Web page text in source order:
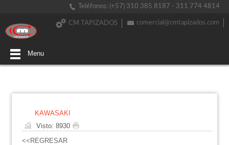
Teléfonos: (+57) 310 385 8187 - 311 774 4814
comercial@cmtapizados.com
CM TAPIZADOS
Menu
KAWASAKI
Visto: 8930
<<REGRESAR